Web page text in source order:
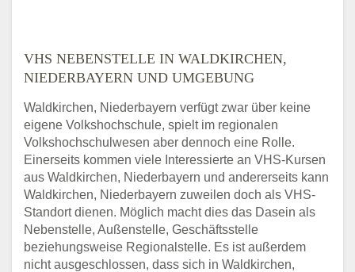
VHS NEBENSTELLE IN WALDKIRCHEN,
NIEDERBAYERN UND UMGEBUNG
Waldkirchen, Niederbayern verfügt zwar über keine
eigene Volkshochschule, spielt im regionalen
Volkshochschulwesen aber dennoch eine Rolle.
Einerseits kommen viele Interessierte an VHS-Kursen
aus Waldkirchen, Niederbayern und andererseits kann
Waldkirchen, Niederbayern zuweilen doch als VHS-
Standort dienen. Möglich macht dies das Dasein als
Nebenstelle, Außenstelle, Geschäftsstelle
beziehungsweise Regionalstelle. Es ist außerdem
nicht ausgeschlossen, dass sich in Waldkirchen,